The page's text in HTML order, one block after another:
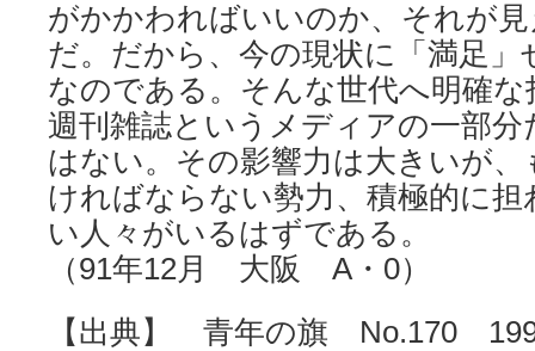
がかかわればいいのか、それが
だ。だから、今の現状に「満足
なのである。そんな世代へ明確
週刊雑誌というメディアの一部
はない。その影響力は大きいが
ければならない勢力、積極的に
い人々がいるはずである。
（91年12月 大阪 A・0）
【出典】 青年の旗 No.170